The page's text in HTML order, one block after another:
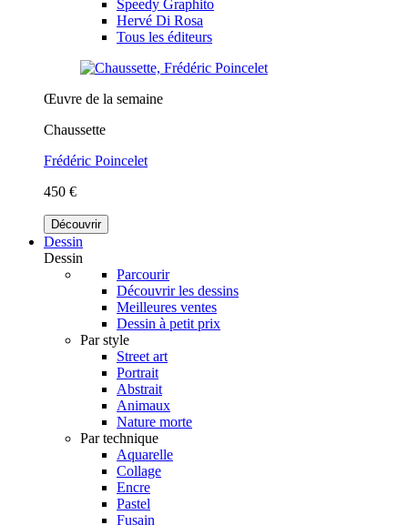
Speedy Graphito
Hervé Di Rosa
Tous les éditeurs
Œuvre de la semaine
Chaussette
Frédéric Poincelet
450 €
Découvrir
Dessin
Dessin
Parcourir
Découvrir les dessins
Meilleures ventes
Dessin à petit prix
Par style
Street art
Portrait
Abstrait
Animaux
Nature morte
Par technique
Aquarelle
Collage
Encre
Pastel
Fusain